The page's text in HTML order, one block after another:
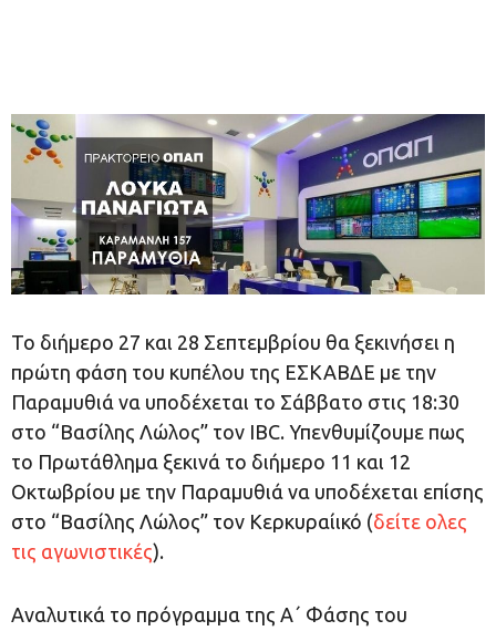
Το διήμερο 27 και 28 Σεπτεμβρίου θα ξεκινήσει η
πρώτη φάση του κυπέλου της ΕΣΚΑΒΔΕ με την
Παραμυθιά να υποδέχεται το Σάββατο στις 18:30
στο “Βασίλης Λώλος” τον IBC. Υπενθυμίζουμε πως
το Πρωτάθλημα ξεκινά το διήμερο 11 και 12
Οκτωβρίου με την Παραμυθιά να υποδέχεται επίσης
στο “Βασίλης Λώλος” τον Κερκυραίικό (δείτε ολες
τις αγωνιστικές).
Αναλυτικά το πρόγραμμα της Α΄ Φάσης του